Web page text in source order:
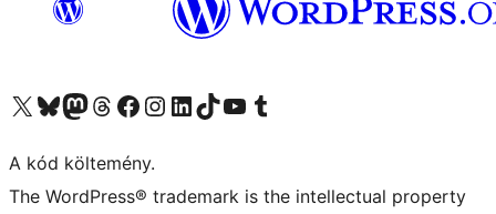
Visit our X (formerly Twitter) account
Visit our Bluesky account
Twitter csatornánk
Visit our Threads account
Facebook oldalunk megtekintése
Visit our Instagram account
Visit our LinkedIn account
Visit our TikTok account
Visit our YouTube channel
Visit our Tumblr account
A kód költemény.
The WordPress® trademark is the intellectual property